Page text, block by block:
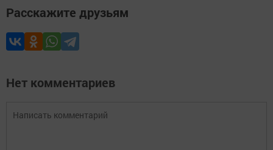
Расскажите друзьям
Нет комментариев